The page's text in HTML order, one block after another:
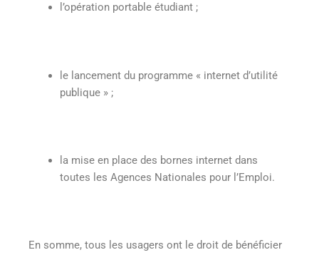
l’opération portable étudiant ;
le lancement du programme « internet d’utilité
publique » ;
la mise en place des bornes internet dans
toutes les Agences Nationales pour l’Emploi.
En somme, tous les usagers ont le droit de bénéficier